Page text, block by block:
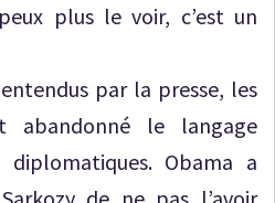
plus le voir, c’est un
par la presse, les
abandonné le langage
Obama a